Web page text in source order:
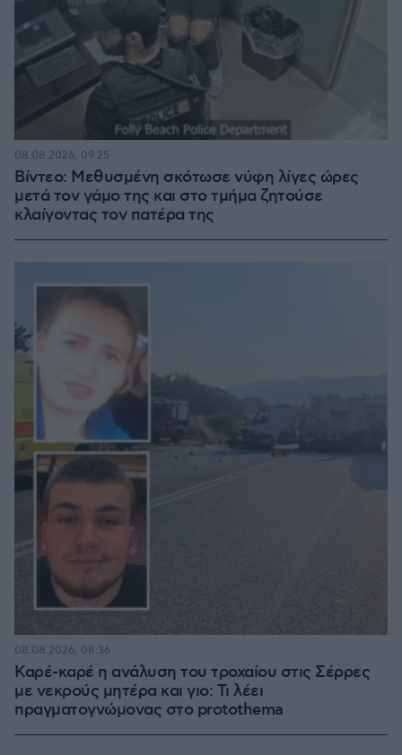
Βίντεο: Μεθυσμένη σκότωσε νύφη λίγες ώρες
μετά τον γάμο της και στο τμήμα ζητούσε
κλαίγοντας τον πατέρα της
08.08.2026, 09:25
Καρέ-καρέ η ανάλυση του τροχαίου στις Σέρρες
με νεκρούς μητέρα και γιο: Τι λέει
πραγματογνώμονας στο protothema
08.08.2026, 08:36